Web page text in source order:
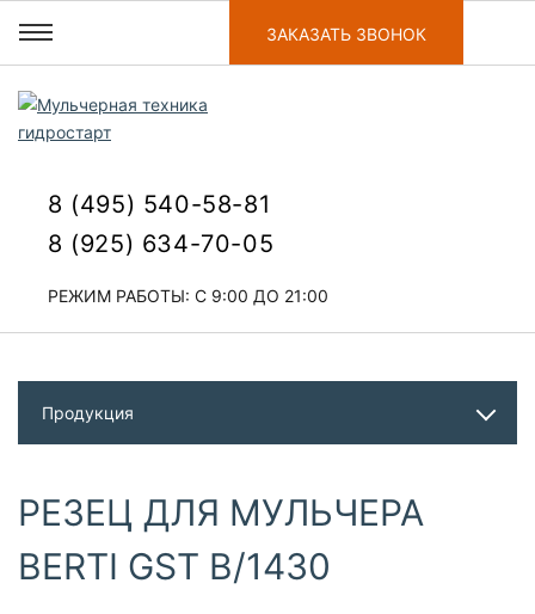
8 (495) 540-58-81
8 (925) 634-70-05
РЕЖИМ РАБОТЫ: С 9:00 ДО 21:00
ЗАКАЗАТЬ ЗВОНОК
Продукция
РЕЗЕЦ ДЛЯ МУЛЬЧЕРА
BERTI GST B/1430